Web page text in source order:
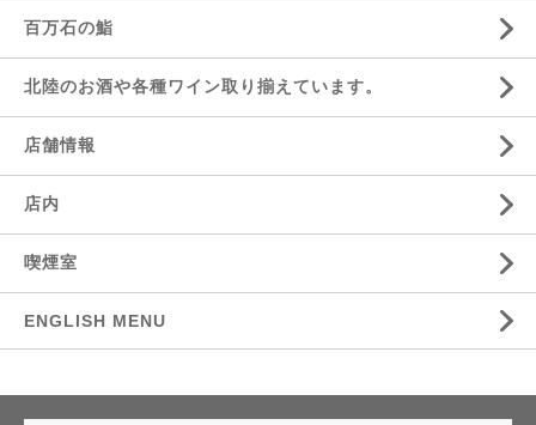
百万石の鮨
北陸のお酒や各種ワイン取り揃えています。
店舗情報
店内
喫煙室
ENGLISH MENU